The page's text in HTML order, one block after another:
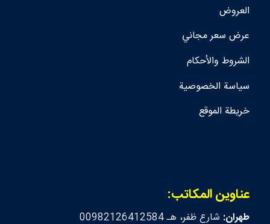
العروض
عرض سعر مجاني
الشروط والأحكام
سياسة الخصوصية
خريطة الموقع
عناوين المكاتب:
طهران: شارع ظفر، هـ 00982126412584